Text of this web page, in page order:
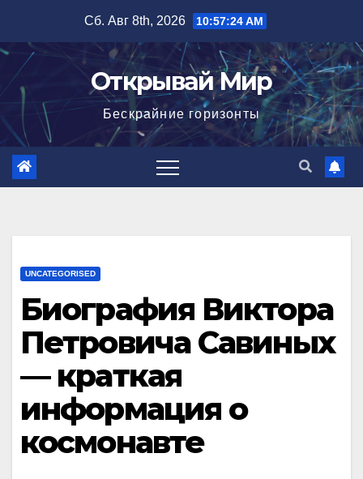
содержимому
Сб. Авг 8th, 2026 10:57:25 AM
Открывай Мир
Бескрайние горизонты
UNCATEGORISED
Биография Виктора
Петровича Савиных
— краткая
информация о
космонавте